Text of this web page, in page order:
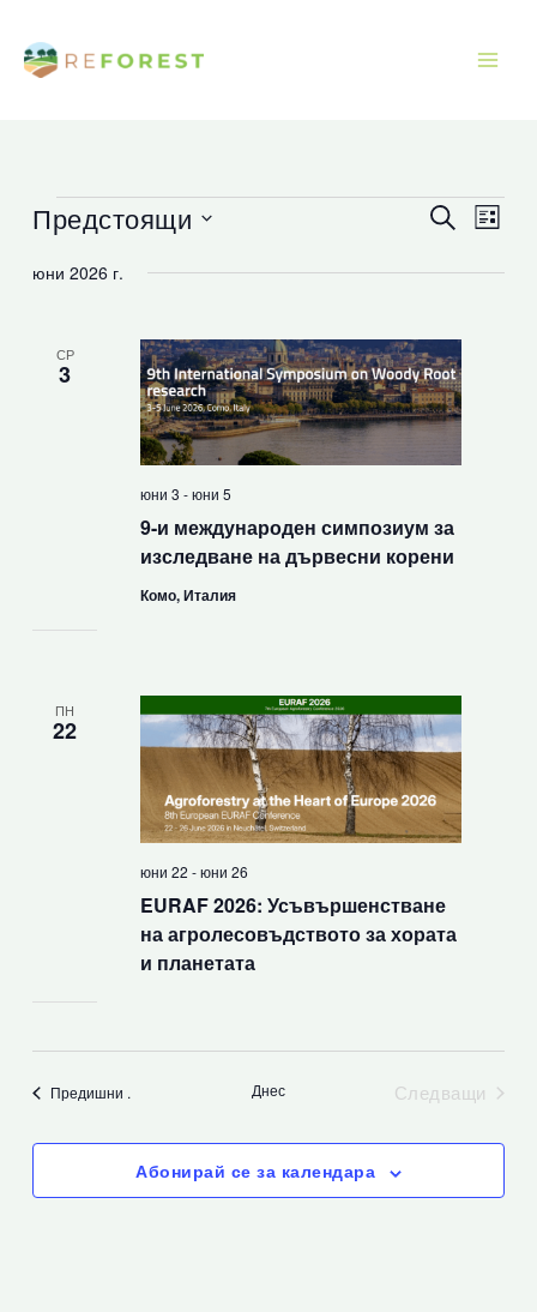
към
съдържанието
Събития
Събития
и
Навигация
Търсене
Предстоящи
дата.
юни 2026 г.
СР
3
9-и международен симпозиум за
изследване на дървесни корени
юни 3 -юни 5
Комо, Италия
ПН
22
EURAF 2026: Усъвършенстване
на агролесовъдството за хората
и планетата
юни 22 -юни 26
Предишни Събития
. Днес
Следващи
Абонирай се за календара